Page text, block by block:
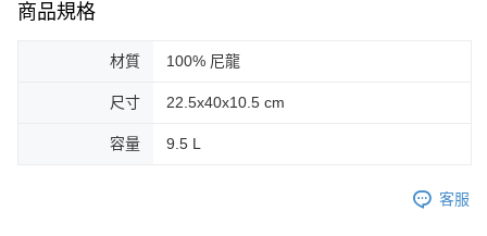
商品規格
材質 100% 尼龍
尺寸 22.5x40x10.5 cm
容量 9.5 L
客服